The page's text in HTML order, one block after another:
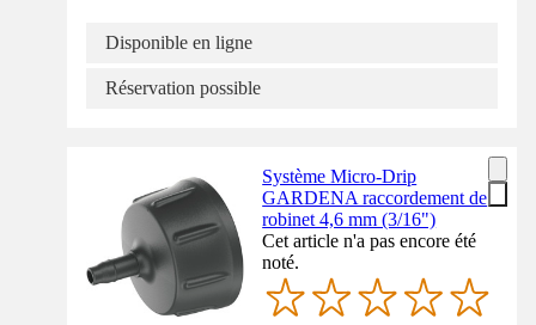
Disponible en ligne
Réservation possible
Système Micro-Drip
GARDENA raccordement de
robinet 4,6 mm (3/16")
Cet article n'a pas encore été
noté.